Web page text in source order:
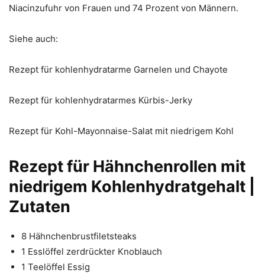
Niacinzufuhr von Frauen und 74 Prozent von Männern.
Siehe auch:
Rezept für kohlenhydratarme Garnelen und Chayote
Rezept für kohlenhydratarmes Kürbis-Jerky
Rezept für Kohl-Mayonnaise-Salat mit niedrigem Kohl
Rezept für Hähnchenrollen mit
niedrigem Kohlenhydratgehalt |
Zutaten
8 Hähnchenbrustfiletsteaks
1 Esslöffel zerdrückter Knoblauch
1 Teelöffel Essig